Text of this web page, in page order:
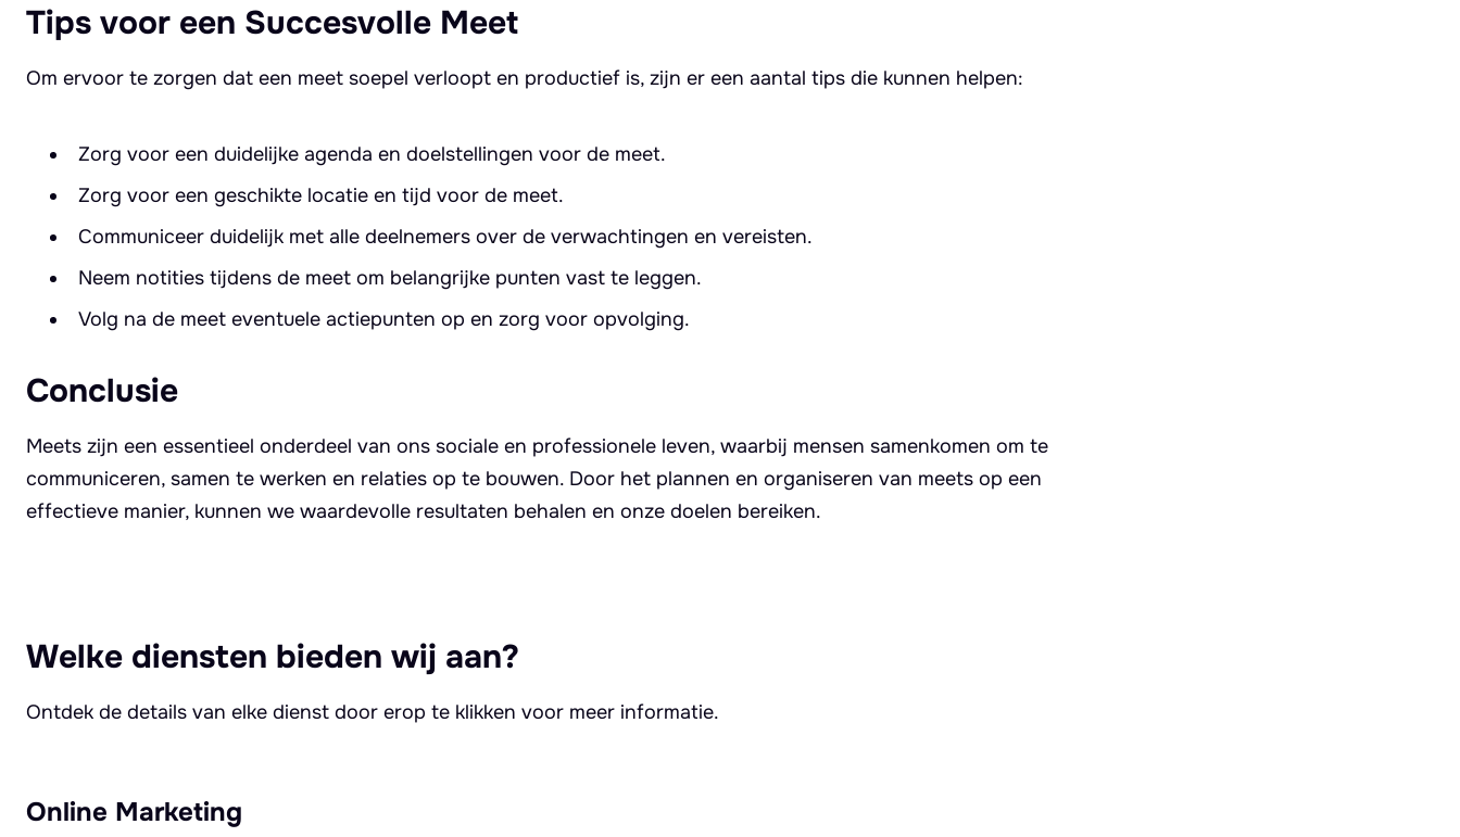
Tips voor een Succesvolle Meet
Om ervoor te zorgen dat een meet soepel verloopt en productief is, zijn er een aantal tips die kunnen helpen:
Zorg voor een duidelijke agenda en doelstellingen voor de meet.
Zorg voor een geschikte locatie en tijd voor de meet.
Communiceer duidelijk met alle deelnemers over de verwachtingen en vereisten.
Neem notities tijdens de meet om belangrijke punten vast te leggen.
Volg na de meet eventuele actiepunten op en zorg voor opvolging.
Conclusie
Meets zijn een essentieel onderdeel van ons sociale en professionele leven, waarbij mensen samenkomen om te
communiceren, samen te werken en relaties op te bouwen. Door het plannen en organiseren van meets op een
effectieve manier, kunnen we waardevolle resultaten behalen en onze doelen bereiken.
Welke diensten bieden wij aan?
Ontdek de details van elke dienst door erop te klikken voor meer informatie.
Online Marketing